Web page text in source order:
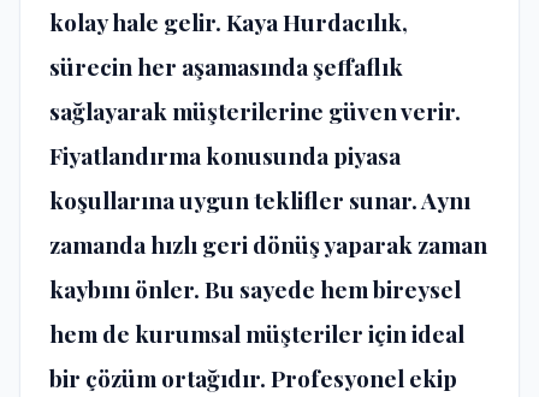
kolay hale gelir. Kaya Hurdacılık,
sürecin her aşamasında şeffaflık
sağlayarak müşterilerine güven verir.
Fiyatlandırma konusunda piyasa
koşullarına uygun teklifler sunar. Aynı
zamanda hızlı geri dönüş yaparak zaman
kaybını önler. Bu sayede hem bireysel
hem de kurumsal müşteriler için ideal
bir çözüm ortağıdır. Profesyonel ekip